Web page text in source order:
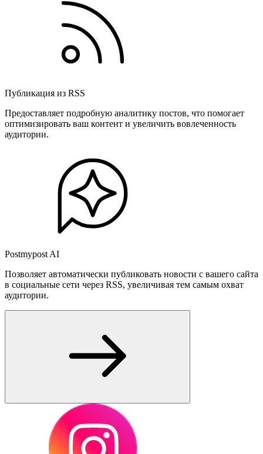
Публикация из RSS
Предоставляет подробную аналитику постов, что помогает
оптимизировать ваш контент и увеличить вовлеченность
аудитории.
Postmypost AI
Позволяет автоматически публиковать новости с вашего сайта
в социальные сети через RSS, увеличивая тем самым охват
аудитории.